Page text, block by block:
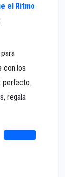
el Ritmo
con los
perfecto.
regala